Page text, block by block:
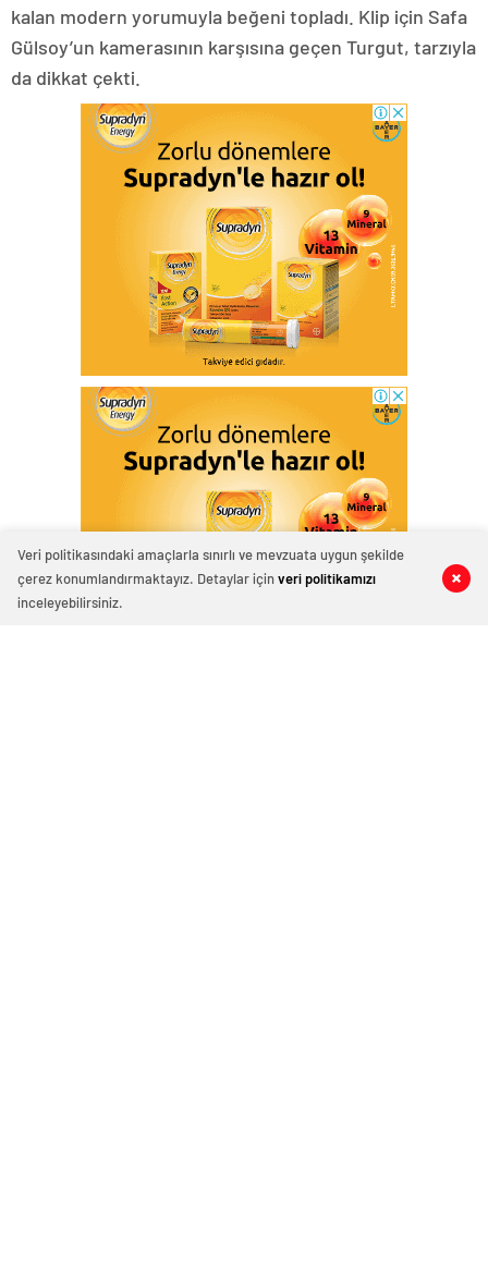
0 0
0 0
kalan modern yorumuyla beğeni topladı. Klip için Safa
Gülsoy’un kamerasının karşısına geçen Turgut, tarzıyla
da dikkat çekti.
Veri politikasındaki amaçlarla sınırlı ve mevzuata uygun şekilde
çerez konumlandırmaktayız. Detaylar içinveri politikamızı
inceleyebilirsiniz.